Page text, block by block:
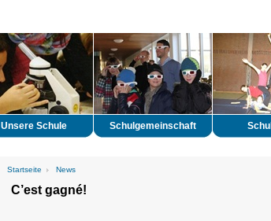
Unsere Schule Schulgemeinschaft
Startseite News
C’est gagné!